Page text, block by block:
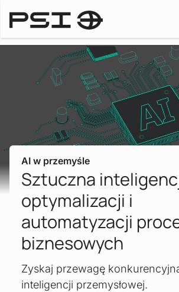
AI w przemyśle
Sztuczna
optymalizacji i
automatyzacji
biznesowych
Zyskaj przewagę
inteligencji przemysłowej.